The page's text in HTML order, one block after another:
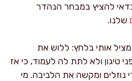
להציץ במבחר הנהדר
שלנו.
אותי בלחץ: ללוש את
טיגון ולא לתת לה לעמוד, כי אז
נוזלים ומקשה את הלביבה. מי